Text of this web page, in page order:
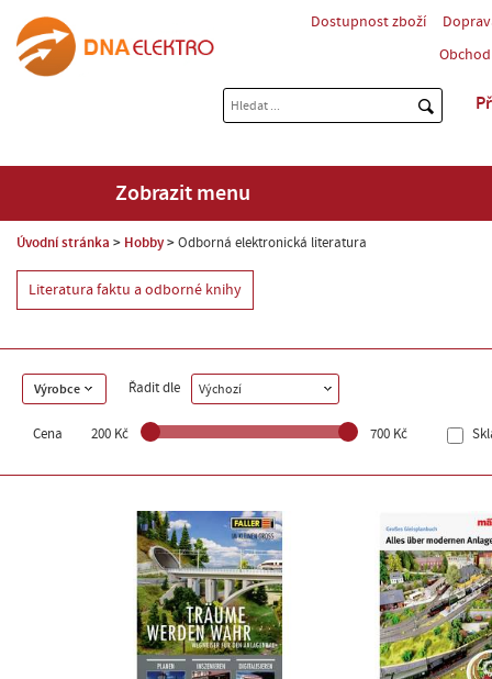
Dostupnost zboží
Zobrazit menu
Úvodní stránka Hobby Odborná elektronická literatura
Literatura faktu a odborné knihy
Výrobce Řadit dle Výchozí
Cena 200 Kč 700 Kč